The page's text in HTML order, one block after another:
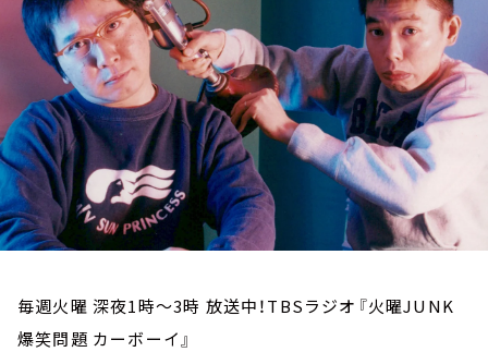
会社情報
毎週火曜 深夜1時～3時 放送中！TBSラジオ『火曜JUNK
爆笑問題 カーボーイ』